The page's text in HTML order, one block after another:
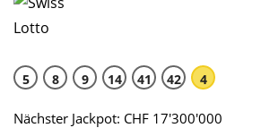
5 8 9 14 41 42 4
Nächster Jackpot: CHF 17'300'000